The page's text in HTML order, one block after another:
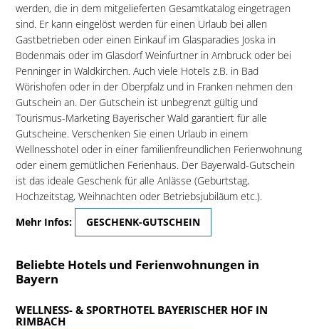
werden, die in dem mitgelieferten Gesamtkatalog eingetragen
sind. Er kann eingelöst werden für einen Urlaub bei allen
Gastbetrieben oder einen Einkauf im Glasparadies Joska in
Bodenmais oder im Glasdorf Weinfurtner in Arnbruck oder bei
Penninger in Waldkirchen. Auch viele Hotels z.B. in Bad
Wörishofen oder in der Oberpfalz und in Franken nehmen den
Gutschein an. Der Gutschein ist unbegrenzt gültig und
Tourismus-Marketing Bayerischer Wald garantiert für alle
Gutscheine. Verschenken Sie einen Urlaub in einem
Wellnesshotel oder in einer familienfreundlichen Ferienwohnung
oder einem gemütlichen Ferienhaus. Der Bayerwald-Gutschein
ist das ideale Geschenk für alle Anlässe (Geburtstag,
Hochzeitstag, Weihnachten oder Betriebsjubiläum etc.).
Mehr Infos:
GESCHENK-GUTSCHEIN
Beliebte Hotels und Ferienwohnungen in
Bayern
WELLNESS- & SPORTHOTEL BAYERISCHER HOF IN
RIMBACH